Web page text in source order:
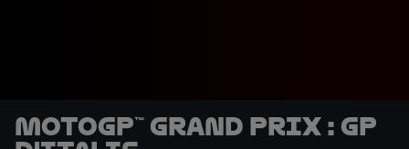
MotoGP™ Grand Prix : GP